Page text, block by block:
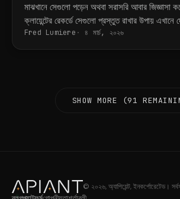
মাঝখানে সেগুলো পড়েন অথবা সরাসরি আবার জিজ্ঞাসা
ক্লায়েন্টের রেকর্ডে সেগুলো প্রস্তুত রাখার উপায় এখানে
Fred Lumiere ৪ মার্চ, ২০২৬
SHOW MORE (91
© ২০২৬, অ্যাপিয়েন্ট, ইনকর্পোরেটেড।